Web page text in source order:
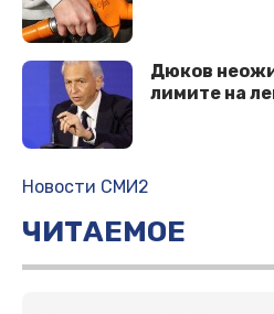
Дюков
лимите на
Новости СМИ2
ЧИТАЕМОЕ